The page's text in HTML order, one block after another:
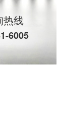
嘛-上海邦森
诞上海邦森
-上海邦森
热线
6005